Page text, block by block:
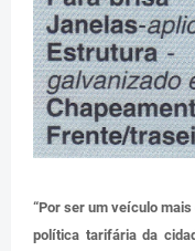
“Por ser um veículo
política tarifária da